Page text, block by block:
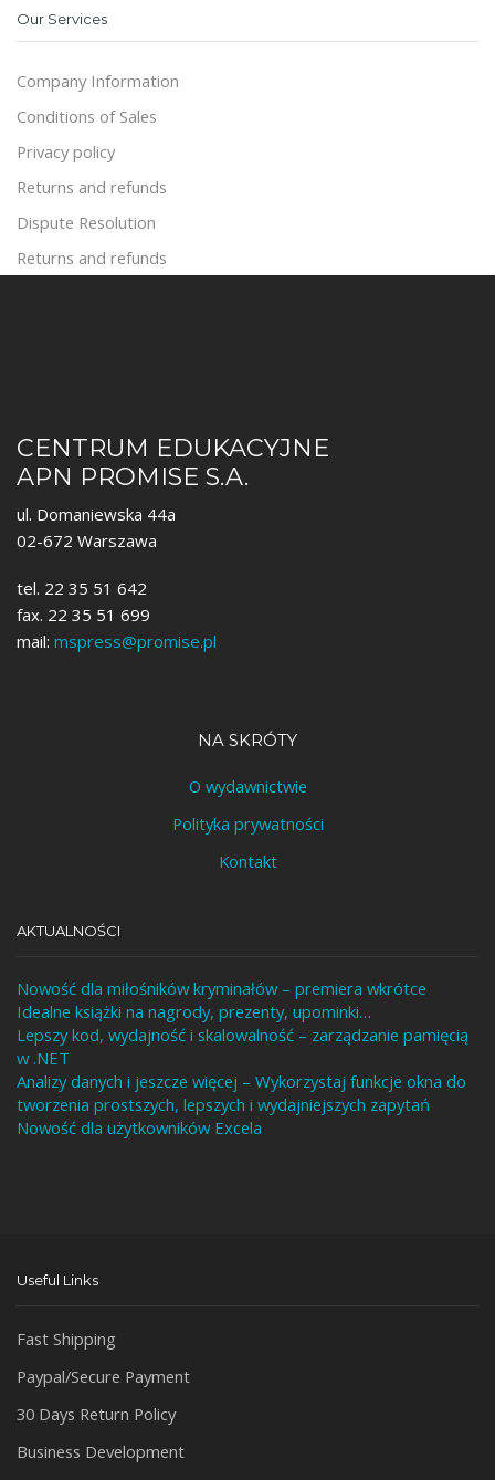
Our Services
Company Information
Conditions of Sales
Privacy policy
Returns and refunds
Dispute Resolution
Returns and refunds
CENTRUM EDUKACYJNE
APN PROMISE S.A.
ul. Domaniewska 44a
02-672 Warszawa
tel. 22 35 51 642
fax. 22 35 51 699
mail: mspress@promise.pl
NA SKRÓTY
O wydawnictwie
Polityka prywatności
Kontakt
AKTUALNOŚCI
Nowość dla miłośników kryminałów – premiera wkrótce
Idealne książki na nagrody, prezenty, upominki…
Lepszy kod, wydajność i skalowalność – zarządzanie pamięcią
w .NET
Analizy danych i jeszcze więcej – Wykorzystaj funkcje okna do
tworzenia prostszych, lepszych i wydajniejszych zapytań
Nowość dla użytkowników Excela
Useful Links
Fast Shipping
Paypal/Secure Payment
30 Days Return Policy
Business Development